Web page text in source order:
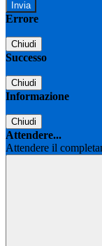
Errore
Chiudi
Successo
Chiudi
Informazione
Chiudi
Attendere...
Attendere il